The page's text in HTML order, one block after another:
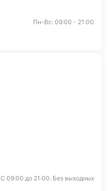
Пн-Вс: 09:00 - 21:00
С 09:00 до 21:00. Без выходных